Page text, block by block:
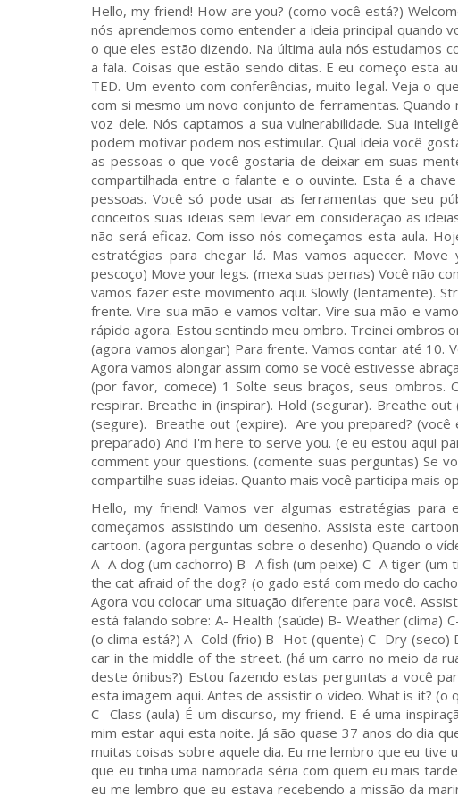
Hello, my friend! How are you? (como você está?)
nós aprendemos como entender a ideia principal quando
o que eles estão dizendo. Na última aula nós estudamos
a fala. Coisas que estão sendo ditas. E eu começo esta
TED. Um evento com conferências, muito legal. Veja o
com si mesmo um novo conjunto de ferramentas.
voz dele. Nós captamos a sua vulnerabilidade. Sua
podem motivar podem nos estimular. Qual ideia você
as pessoas o que você gostaria de deixar em suas
compartilhada entre o falante e o ouvinte. Esta é a
pessoas. Você só pode usar as ferramentas que seu
conceitos suas ideias sem levar em consideração as
não será eficaz. Com isso nós começamos esta aula.
estratégias para chegar lá. Mas vamos aquecer.
pescoço) Move your legs. (mexa suas pernas) Você não
vamos fazer este movimento aqui. Slowly (lentamente).
frente. Vire sua mão e vamos voltar. Vire sua mão e
rápido agora. Estou sentindo meu ombro. Treinei ombros
(agora vamos alongar) Para frente. Vamos contar até 10.
Agora vamos alongar assim como se você estivesse
(por favor, comece) 1 Solte seus braços, seus
respirar. Breathe in (inspirar). Hold (segurar). Breathe
(segure). Breathe out (expire). Are you prepared?
preparado) And I'm here to serve you. (e eu estou aqui
comment your questions. (comente suas perguntas) Se
compartilhe suas ideias. Quanto mais você participa mais
Hello, my friend! Vamos ver algumas estratégias
começamos assistindo um desenho. Assista este
cartoon. (agora perguntas sobre o desenho) Quando o
A- A dog (um cachorro) B- A fish (um peixe) C- A tiger
the cat afraid of the dog? (o gado está com medo do
Agora vou colocar uma situação diferente para você.
está falando sobre: A- Health (saúde) B- Weather (clima)
(o clima está?) A- Cold (frio) B- Hot (quente) C- Dry
car in the middle of the street. (há um carro no meio da
deste ônibus?) Estou fazendo estas perguntas a você
esta imagem aqui. Antes de assistir o vídeo. What is it?
C- Class (aula) É um discurso, my friend. E é uma
mim estar aqui esta noite. Já são quase 37 anos do dia
muitas coisas sobre aquele dia. Eu me lembro que eu
que eu tinha uma namorada séria com quem eu mais
eu me lembro que eu estava recebendo a missão da